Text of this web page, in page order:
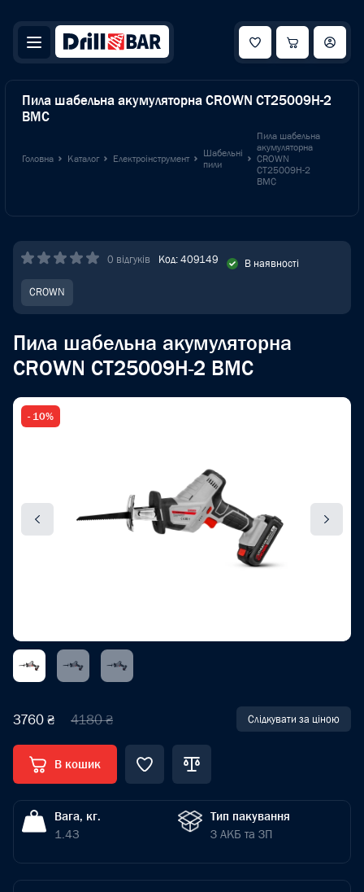
Пила шабельна акумуляторна CROWN CT25009H-2
BMC
Головна Каталог Електроінструмент
Шабельні
пили
Пила шабельна
акумуляторна
CROWN
CT25009H-2
BMC
0 відгуків Код: 409149 В наявності
CROWN
Пила шабельна акумуляторна
CROWN CT25009H-2 BMC
- 10%
3760 ₴ 4180 ₴ Слідкувати за ціною
В кошик
Вага, кг.
1.43
Тип пакування
З АКБ та ЗП